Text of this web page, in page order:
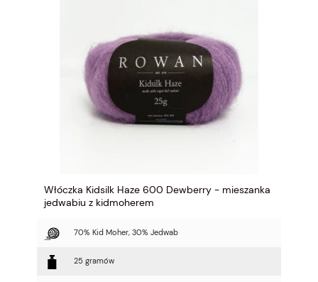
Włóczka Kidsilk Haze 600 Dewberry - mieszanka
jedwabiu z kidmoherem
70% Kid Moher, 30% Jedwab
25 gramów